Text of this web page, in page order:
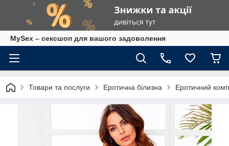
MySex – сексшоп для вашого задоволення
Товари та послуги Еротична білизна Еротичний